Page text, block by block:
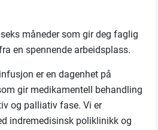
måneder som gir deg faglig
en spennende arbeidsplass.
er en dagenhet på
gir medikamentell behandling
og palliativ fase. Vi er
indremedisinsk poliklinikk og